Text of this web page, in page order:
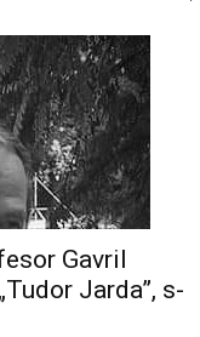
Gavril
Jarda”, s-